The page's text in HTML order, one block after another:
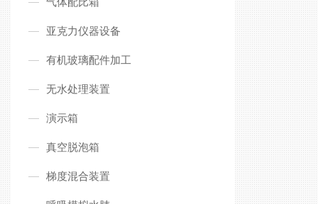
亚克力仪器设备
有机玻璃配件加工
无水处理装置
演示箱
真空脱泡箱
梯度混合装置